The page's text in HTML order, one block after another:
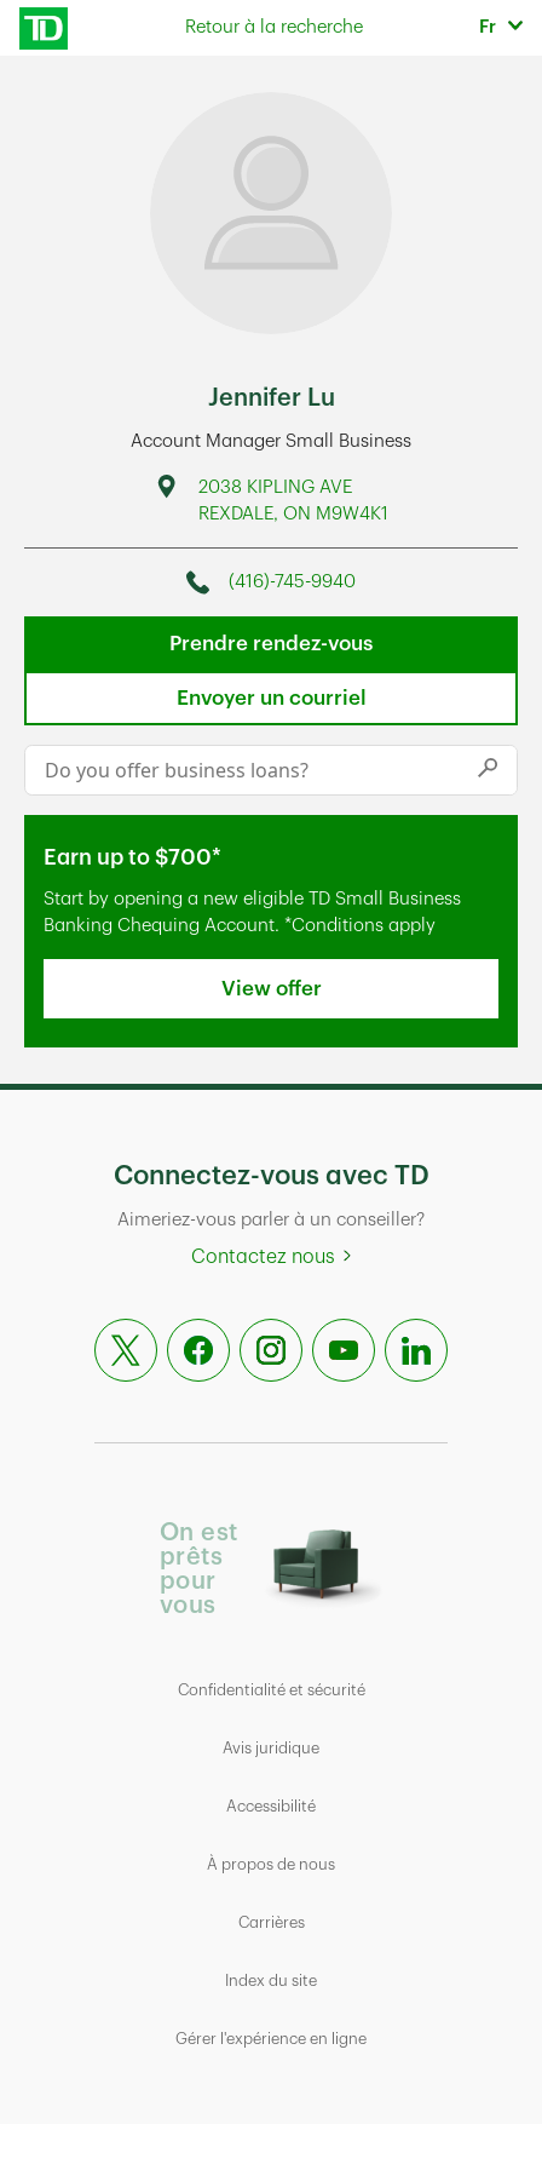
Skip to content
Retour à la recherche Fr
Jennifer Lu
Account Manager Small Business
Address
2038 KIPLING AVE
REXDALE, ON M9W4K1
Phone
(416)-745-9940
Prendre rendez-vous
Envoyer un courriel
Conduct a search
Submit
Earn up to $700*
Start by opening a new eligible TD Small Business
Banking Chequing Account. *Conditions apply
View offer
Connectez-vous avec TD
Aimeriez-vous parler à un conseiller?
Contactez nous
On est
prêts
pour
vous
Confidentialité et sécurité
Avis juridique
Accessibilité
À propos de nous
Carrières
Index du site
Gérer l'expérience en ligne